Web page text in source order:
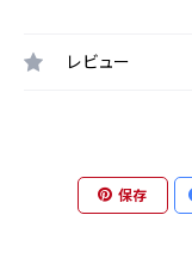
レビュー
保存